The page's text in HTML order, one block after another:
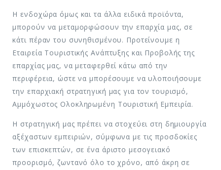
Η ενδοχώρα όμως και τα άλλα ειδικά προϊόντα,
μπορούν να μεταμορφώσουν την επαρχία μας, σε
κάτι πέραν του συνηθισμένου. Προτείνουμε η
Εταιρεία Τουριστικής Ανάπτυξης και Προβολής της
επαρχίας μας, να μεταφερθεί κάτω από την
περιφέρεια, ώστε να μπορέσουμε να υλοποιήσουμε
την επαρχιακή στρατηγική μας για τον τουρισμό,
Αμμόχωστος Ολοκληρωμένη Τουριστική Εμπειρία.
Η στρατηγική μας πρέπει να στοχεύει στη δημιουργία
αξέχαστων εμπειριών, σύμφωνα με τις προσδοκίες
των επισκεπτών, σε ένα άριστο μεσογειακό
προορισμό, ζωντανό όλο το χρόνο, από άκρη σε